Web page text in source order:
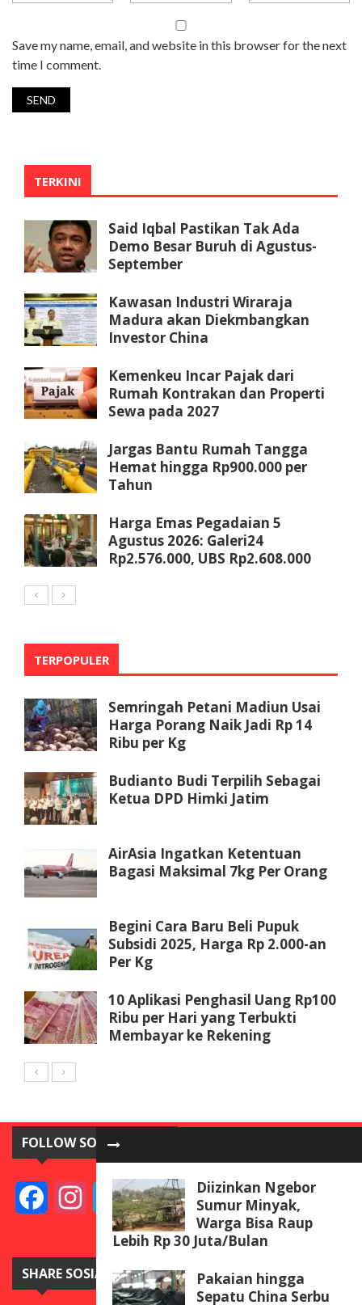
Save my name, email, and website in this browser for the next
time I comment.
Diizinkan Ngebor
Sumur Minyak,
Warga Bisa Raup
Lebih Rp 30 Juta/Bulan
Pakaian hingga
Sepatu China Serbu
TERKINI
Said Iqbal Pastikan Tak Ada
Demo Besar Buruh di Agustus-
September
Kawasan Industri Wiraraja
Madura akan Diekmbangkan
Investor China
Kemenkeu Incar Pajak dari
Rumah Kontrakan dan Properti
Sewa pada 2027
Jargas Bantu Rumah Tangga
Hemat hingga Rp900.000 per
Tahun
Harga Emas Pegadaian 5
Agustus 2026: Galeri24
Rp2.576.000, UBS Rp2.608.000
TERPOPULER
Semringah Petani Madiun Usai
Harga Porang Naik Jadi Rp 14
Ribu per Kg
Budianto Budi Terpilih Sebagai
Ketua DPD Himki Jatim
AirAsia Ingatkan Ketentuan
Bagasi Maksimal 7kg Per Orang
Begini Cara Baru Beli Pupuk
Subsidi 2025, Harga Rp 2.000-an
Per Kg
10 Aplikasi Penghasil Uang Rp100
Ribu per Hari yang Terbukti
Membayar ke Rekening
FOLLOW SOSIAL MEDIA
FacebookInstagramTwitterYouTube
SHARE SOSIAL MEDIA